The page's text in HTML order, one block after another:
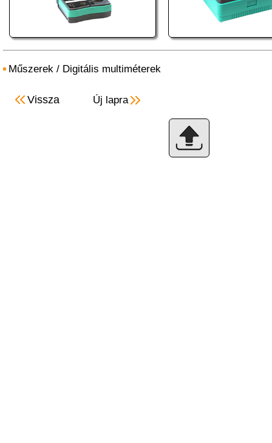
Műszerek / Digitális multiméterek
Vissza Új lapra